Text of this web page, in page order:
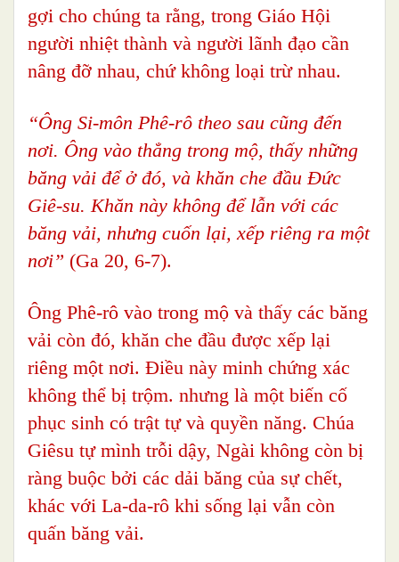
gợi cho chúng ta rằng, trong Giáo Hội
người nhiệt thành và người lãnh đạo cần
nâng đỡ nhau, chứ không loại trừ nhau.
“Ông Si-môn Phê-rô theo sau cũng đến
nơi. Ông vào thẳng trong mộ, thấy những
băng vải để ở đó, và khăn che đầu Đức
Giê-su. Khăn này không để lẫn với các
băng vải, nhưng cuốn lại, xếp riêng ra một
nơi” (Ga 20, 6-7).
Ông Phê-rô vào trong mộ và thấy các băng
vải còn đó, khăn che đầu được xếp lại
riêng một nơi. Điều này minh chứng xác
không thể bị trộm. nhưng là một biến cố
phục sinh có trật tự và quyền năng. Chúa
Giêsu tự mình trỗi dậy, Ngài không còn bị
ràng buộc bởi các dải băng của sự chết,
khác với La-da-rô khi sống lại vẫn còn
quấn băng vải.